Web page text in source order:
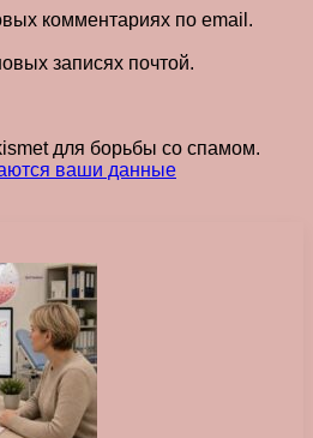
комментариях по email.
записях почтой.
для борьбы со спамом.
ваши данные